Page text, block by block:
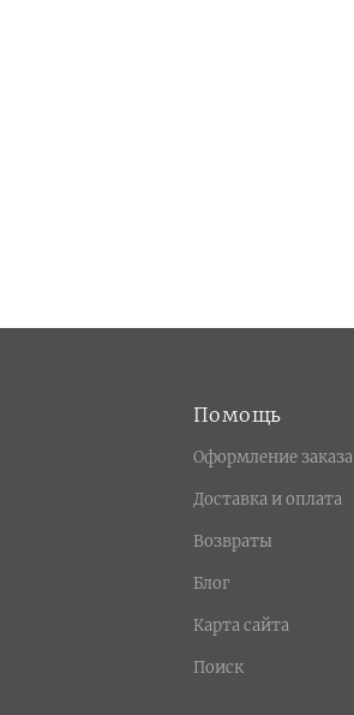
Помощь
Оформление заказа
Доставка и оплата
Возвраты
Блог
Карта сайта
Поиск